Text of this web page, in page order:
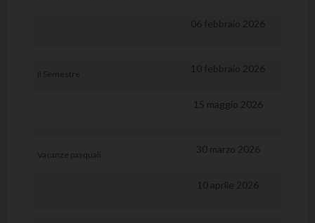
06 febbraio 2026
II Semestre 10 febbraio 2026
15 maggio 2026
Vacanze pasquali 30 marzo 2026
10 aprile 2026